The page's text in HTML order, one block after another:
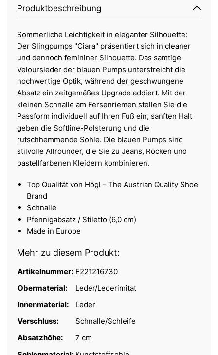
Produktbeschreibung
Sommerliche Leichtigkeit in eleganter Silhouette:
Der Slingpumps "Ciara" präsentiert sich in cleaner
und dennoch femininer Silhouette. Das samtige
Veloursleder der blauen Pumps unterstreicht die
hochwertige Optik, während der geschwungene
Absatz ein zeitgemäßes Upgrade addiert. Mit der
kleinen Schnalle am Fersenriemen stellen Sie die
Passform individuell auf Ihren Fuß ein, sanften Halt
geben die Softline-Polsterung und die
rutschhemmende Sohle. Die blauen Pumps sind
stilvolle Allrounder, die Sie zu Jeans, Röcken und
pastellfarbenen Kleidern kombinieren.
Top Qualität von Högl - The Austrian Quality Shoe
Brand
Schnalle
Pfennigabsatz / Stiletto (6,0 cm)
Made in Europe
Mehr zu diesem Produkt:
Artikelnummer: F221216730
Obermaterial:
Leder/Lederimitat
Innenmaterial:
Leder
Verschluss:
Schnalle/Schleife
Absatzhöhe:
7 cm